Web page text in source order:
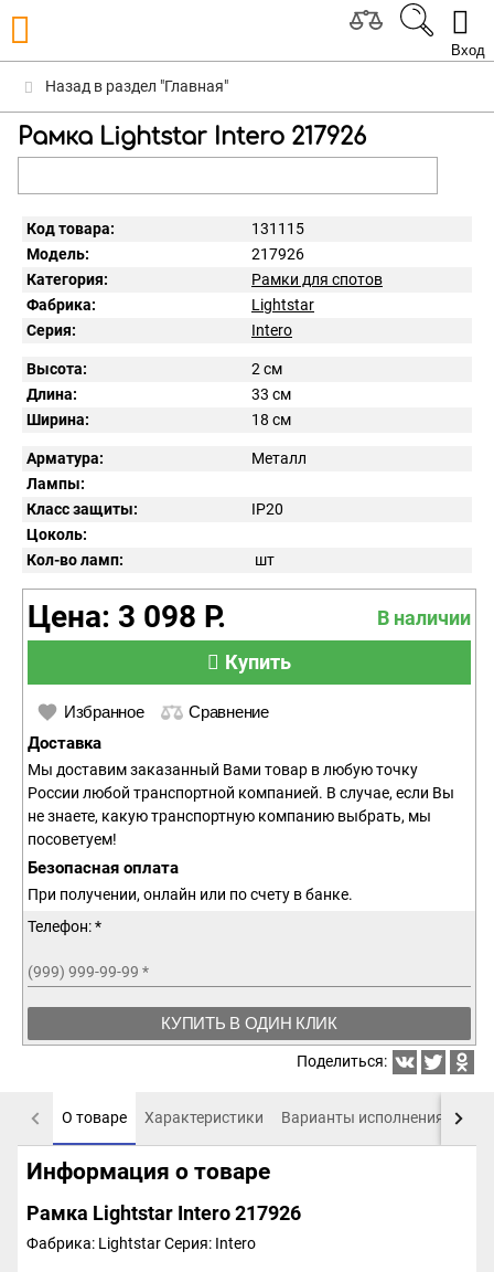
Вход
Назад в раздел "Главная"
Рамка Lightstar Intero 217926
Код товара:
131115
Модель:
217926
Категория:
Рамки для спотов
Фабрика:
Lightstar
Серия:
Intero
Высота:
2 см
Длина:
33 см
Ширина:
18 см
Арматура:
Металл
Лампы:
Класс защиты:
IP20
Цоколь:
Кол-во ламп:
шт
Цена: 3 098 Р.
В наличии
Купить
Избранное Сравнение
Доставка
Мы доставим заказанный Вами товар в любую точку
России любой транспортной компанией. В случае, если Вы
не знаете, какую транспортную компанию выбрать, мы
посоветуем!
Безопасная оплата
При получении, онлайн или по счету в банке.
Телефон: *
(999) 999-99-99 *
КУПИТЬ В ОДИН КЛИК
Поделиться:
О товаре Характеристики Варианты исполнения
Информация о товаре
Рамка Lightstar Intero 217926
Фабрика: LightstarСерия: Intero